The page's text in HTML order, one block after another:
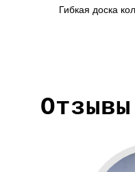
Гибкая доска